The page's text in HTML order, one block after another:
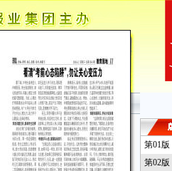
第01
第02